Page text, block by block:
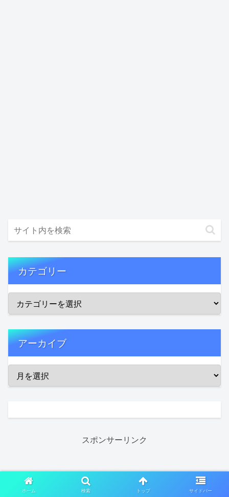
カテゴリー
アーカイブ
スポンサーリンク
ホーム 検索 トップ サイドバー